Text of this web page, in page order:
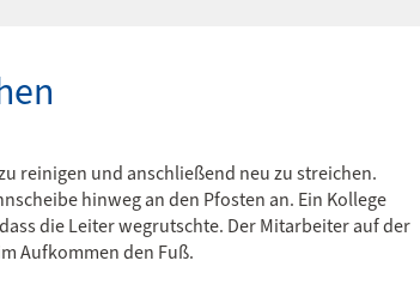
reinigen und anschließend neu zu streichen.
hinweg an den Pfosten an. Ein Kollege
die Leiter wegrutschte. Der Mitarbeiter auf der
Aufkommen den Fuß.
des
zur AP-Suche